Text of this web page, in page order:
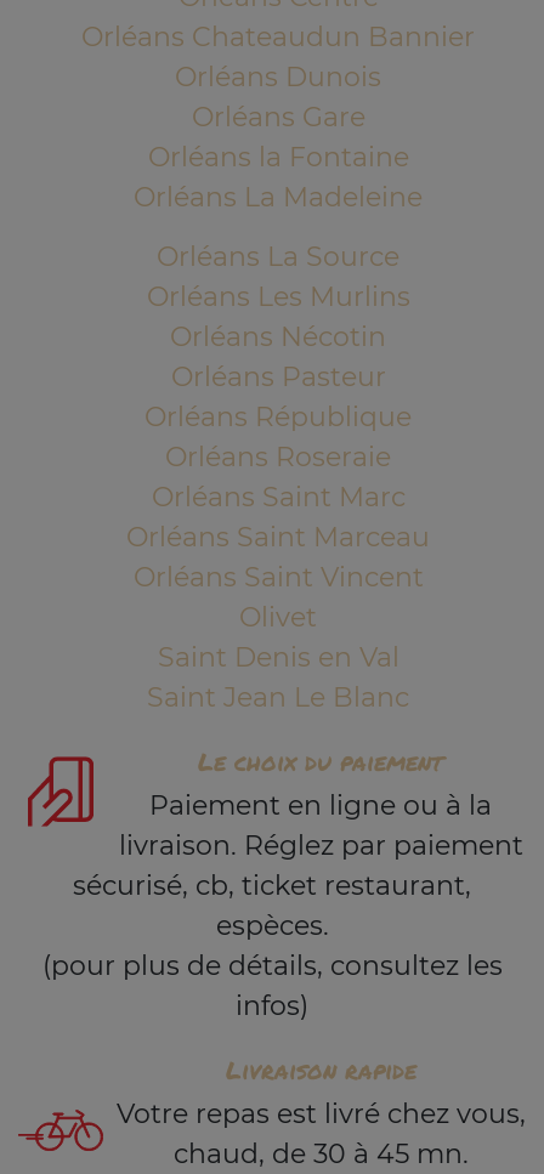
Orléans Chateaudun Bannier
Orléans Dunois
Orléans Gare
Orléans la Fontaine
Orléans La Madeleine
Orléans La Source
Orléans Les Murlins
Orléans Nécotin
Orléans Pasteur
Orléans République
Orléans Roseraie
Orléans Saint Marc
Orléans Saint Marceau
Orléans Saint Vincent
Olivet
Saint Denis en Val
Saint Jean Le Blanc
Le choix du paiement
Paiement en ligne ou à la
livraison. Réglez par paiement
sécurisé, cb, ticket restaurant,
espèces.
(pour plus de détails, consultez les
infos)
Livraison rapide
Votre repas est livré chez vous,
chaud, de 30 à 45 mn.